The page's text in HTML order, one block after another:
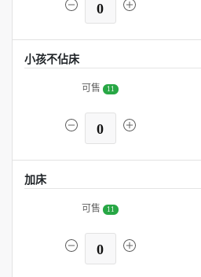
0
小孩不佔床
可售 11
0
加床
可售 11
0